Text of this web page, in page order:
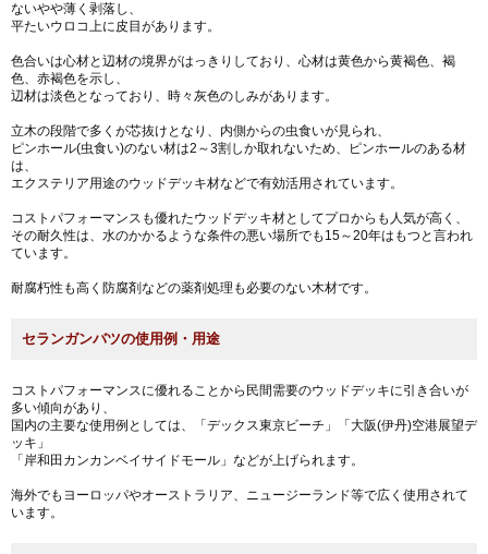
ないやや薄く剥落し、
平たいウロコ上に皮目があります。
色合いは心材と辺材の境界がはっきりしており、心材は黄色から黄褐色、褐
色、赤褐色を示し、
辺材は淡色となっており、時々灰色のしみがあります。
立木の段階で多くが芯抜けとなり、内側からの虫食いが見られ、
ピンホール(虫食い)のない材は2～3割しか取れないため、ピンホールのある材
は、
エクステリア用途のウッドデッキ材などで有効活用されています。
コストパフォーマンスも優れたウッドデッキ材としてプロからも人気が高く、
その耐久性は、水のかかるような条件の悪い場所でも15～20年はもつと言われ
ています。
耐腐朽性も高く防腐剤などの薬剤処理も必要のない木材です。
セランガンバツの使用例・用途
コストパフォーマンスに優れることから民間需要のウッドデッキに引き合いが
多い傾向があり、
国内の主要な使用例としては、「デックス東京ビーチ」「大阪(伊丹)空港展望デ
ッキ」
「岸和田カンカンベイサイドモール」などが上げられます。
海外でもヨーロッパやオーストラリア、ニュージーランド等で広く使用されて
います。